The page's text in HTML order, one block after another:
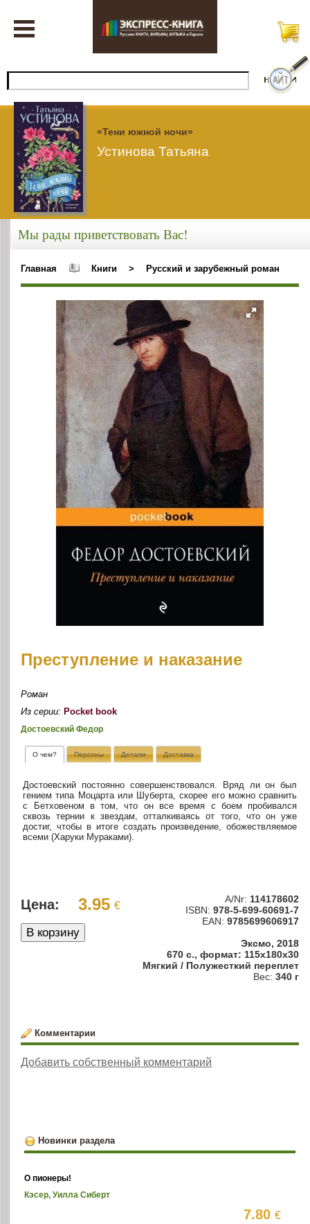
«Тени южной ночи»
Устинова Татьяна
Мы рады приветствовать Вас!
Главная Книги > Русский и зарубежный роман
Преступление и наказание
Роман
Из серии: Pocket book
Достоевский Федор
О чем? Персоны Детали Доставка
Достоевский постоянно совершенствовался. Вряд ли он был
гением типа Моцарта или Шуберта, скорее его можно сравнить
с Бетховеном в том, что он все время с боем пробивался
сквозь тернии к звездам, отталкиваясь от того, что он уже
достиг, чтобы в итоге создать произведение, обожествляемое
всеми (Харуки Мураками).
Цена: 3.95 € A/Nr: 114178602
ISBN: 978-5-699-60691-7
EAN: 9785699606917
Эксмо, 2018
670 с., формат: 115x180x30
Мягкий / Полужесткий переплет
Вес: 340 г
Комментарии
Добавить собственный комментарий
Новинки раздела
О пионеры!
Кэсер, Уилла Сиберт
7.80€